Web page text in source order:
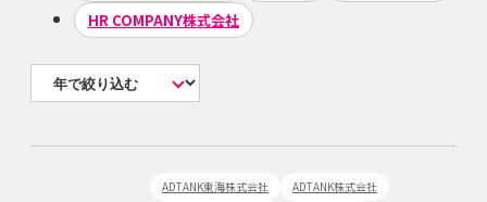
HR COMPANY株式会社
ADTANK東海株式会社
ADTANK株式会社